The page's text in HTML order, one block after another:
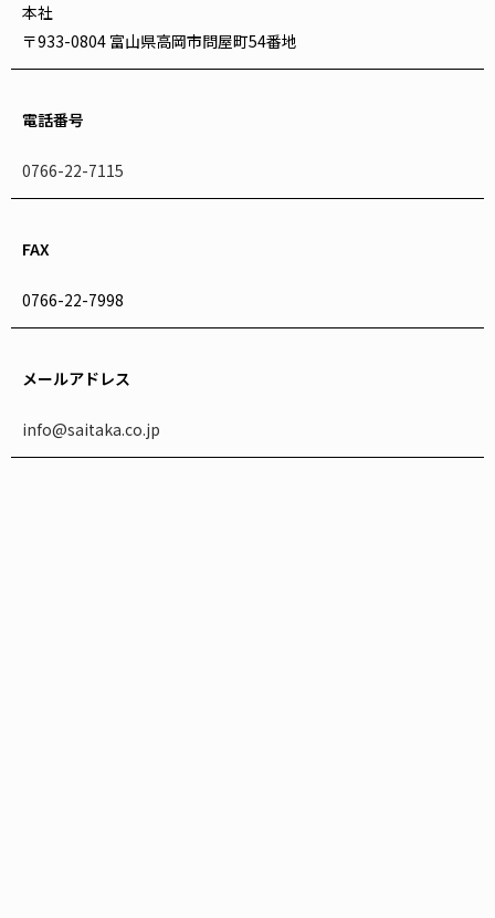
本社
〒933-0804 富山県高岡市問屋町54番地
電話番号
0766-22-7115
FAX
0766-22-7998
メールアドレス
info@saitaka.co.jp